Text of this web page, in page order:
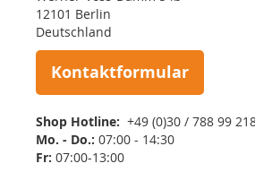
12101 Berlin
Deutschland
Kontaktformular
Shop Hotline: +49 (0)30 / 788 99
Mo. - Do.: 07:00 - 14:30
Fr: 07:00-13:00